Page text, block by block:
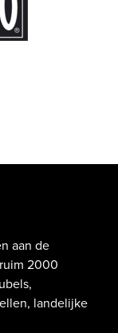
aan de
2000
landelijke